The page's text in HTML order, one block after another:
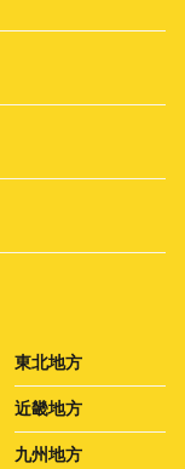
東北地方
近畿地方
九州地方